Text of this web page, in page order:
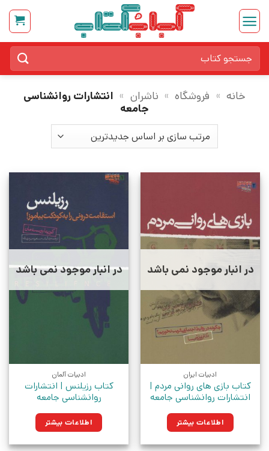
Skip
content
برای:
خانه » فروشگاه » ناشران » انتشارات روانشناسی
جامعه
در انبار موجود نمی باشد
ادبیات ایران
کتاب بازی های روانی مردم |
انتشارات روانشناسی جامعه
اطلاعات بیشتر
در انبار موجود نمی باشد
ادبیات آلمان
کتاب رزیلنس | انتشارات
روانشناسی جامعه
اطلاعات بیشتر